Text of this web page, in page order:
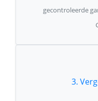
gecontroleerde
3.